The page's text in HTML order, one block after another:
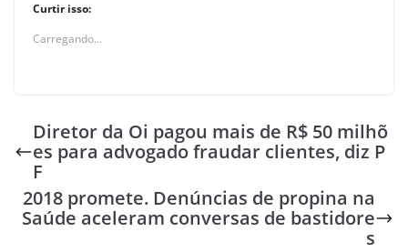
Curtir isso:
Carregando...
Diretor da Oi pagou mais de R$ 50 milhõ
es para advogado fraudar clientes, diz P
F
2018 promete. Denúncias de propina na
Saúde aceleram conversas de bastidore
s